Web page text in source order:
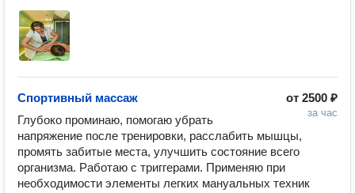
от 2500 ₽
за час
Спортивный массаж
Глубоко проминаю, помогаю убрать
напряжение после тренировки, расслабить мышцы,
промять забитые места, улучшить состояние всего
организма. Работаю с триггерами. Применяю при
необходимости элементы легких мануальных техник